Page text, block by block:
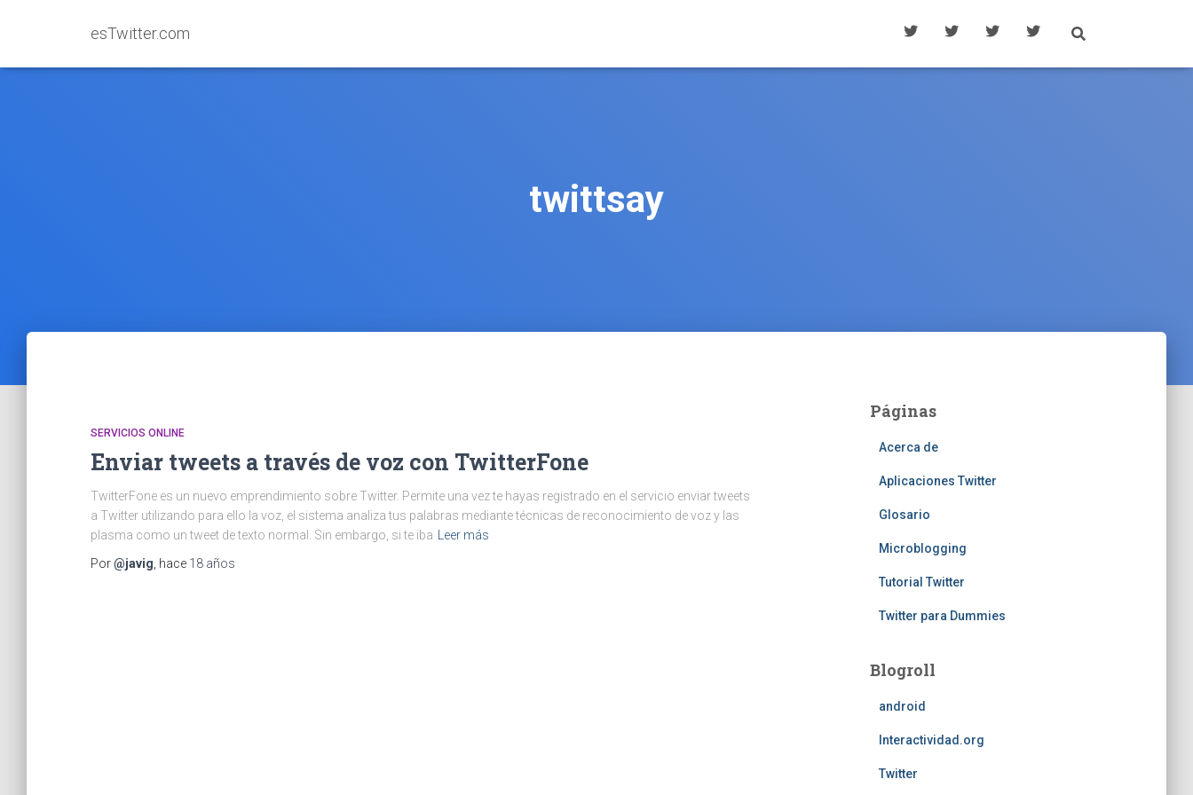
esTwitter.com
twittsay
SERVICIOS ONLINE
Enviar tweets a través de voz con TwitterFone
TwitterFone es un nuevo emprendimiento sobre Twitter. Permite una vez te hayas registrado en el servicio enviar tweets
a Twitter utilizando para ello la voz, el sistema analiza tus palabras mediante técnicas de reconocimiento de voz y las
plasma como un tweet de texto normal. Sin embargo, si te iba
Leer más
Por@javig , hace 18 años
Páginas
Acerca de
Aplicaciones Twitter
Glosario
Microblogging
Tutorial Twitter
Twitter para Dummies
Blogroll
android
Interactividad.org
Twitter